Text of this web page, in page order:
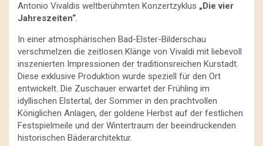
Antonio Vivaldis weltberühmten Konzertzyklus „Die vier
Jahreszeiten“.
In einer atmosphärischen Bad-Elster-Bilderschau
verschmelzen die zeitlosen Klänge von Vivaldi mit liebevoll
inszenierten Impressionen der traditionsreichen Kurstadt.
Diese exklusive Produktion wurde speziell für den Ort
entwickelt. Die Zuschauer erwartet der Frühling im
idyllischen Elstertal, der Sommer in den prachtvollen
Königlichen Anlagen, der goldene Herbst auf der festlichen
Festspielmeile und der Wintertraum der beeindruckenden
historischen Bäderarchitektur.